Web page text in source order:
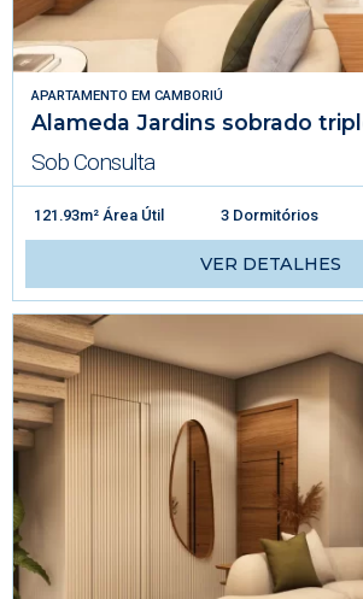
APARTAMENTO EM CAMBORIÚ
Alameda Jardins sobrado
Sob Consulta
121.93m² Área Útil 3 Dormitórios
VER DETALHES